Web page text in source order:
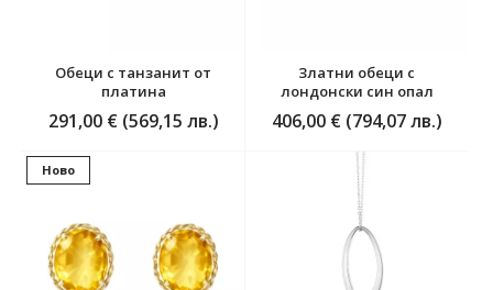
Обеци с танзанит от
платина
291,00 € (569,15 лв.)
Златни обеци с
лондонски син опал
406,00 € (794,07 лв.)
Ново